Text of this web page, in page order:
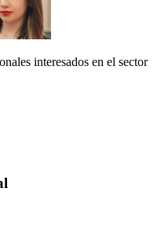
interesados en el sector